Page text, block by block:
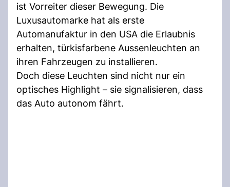
ist Vorreiter dieser Bewegung. Die
Luxusautomarke hat als erste
Automanufaktur in den USA die Erlaubnis
erhalten, türkisfarbene Aussenleuchten an
ihren Fahrzeugen zu installieren.
Doch diese Leuchten sind nicht nur ein
optisches Highlight – sie signalisieren, dass
das Auto autonom fährt.